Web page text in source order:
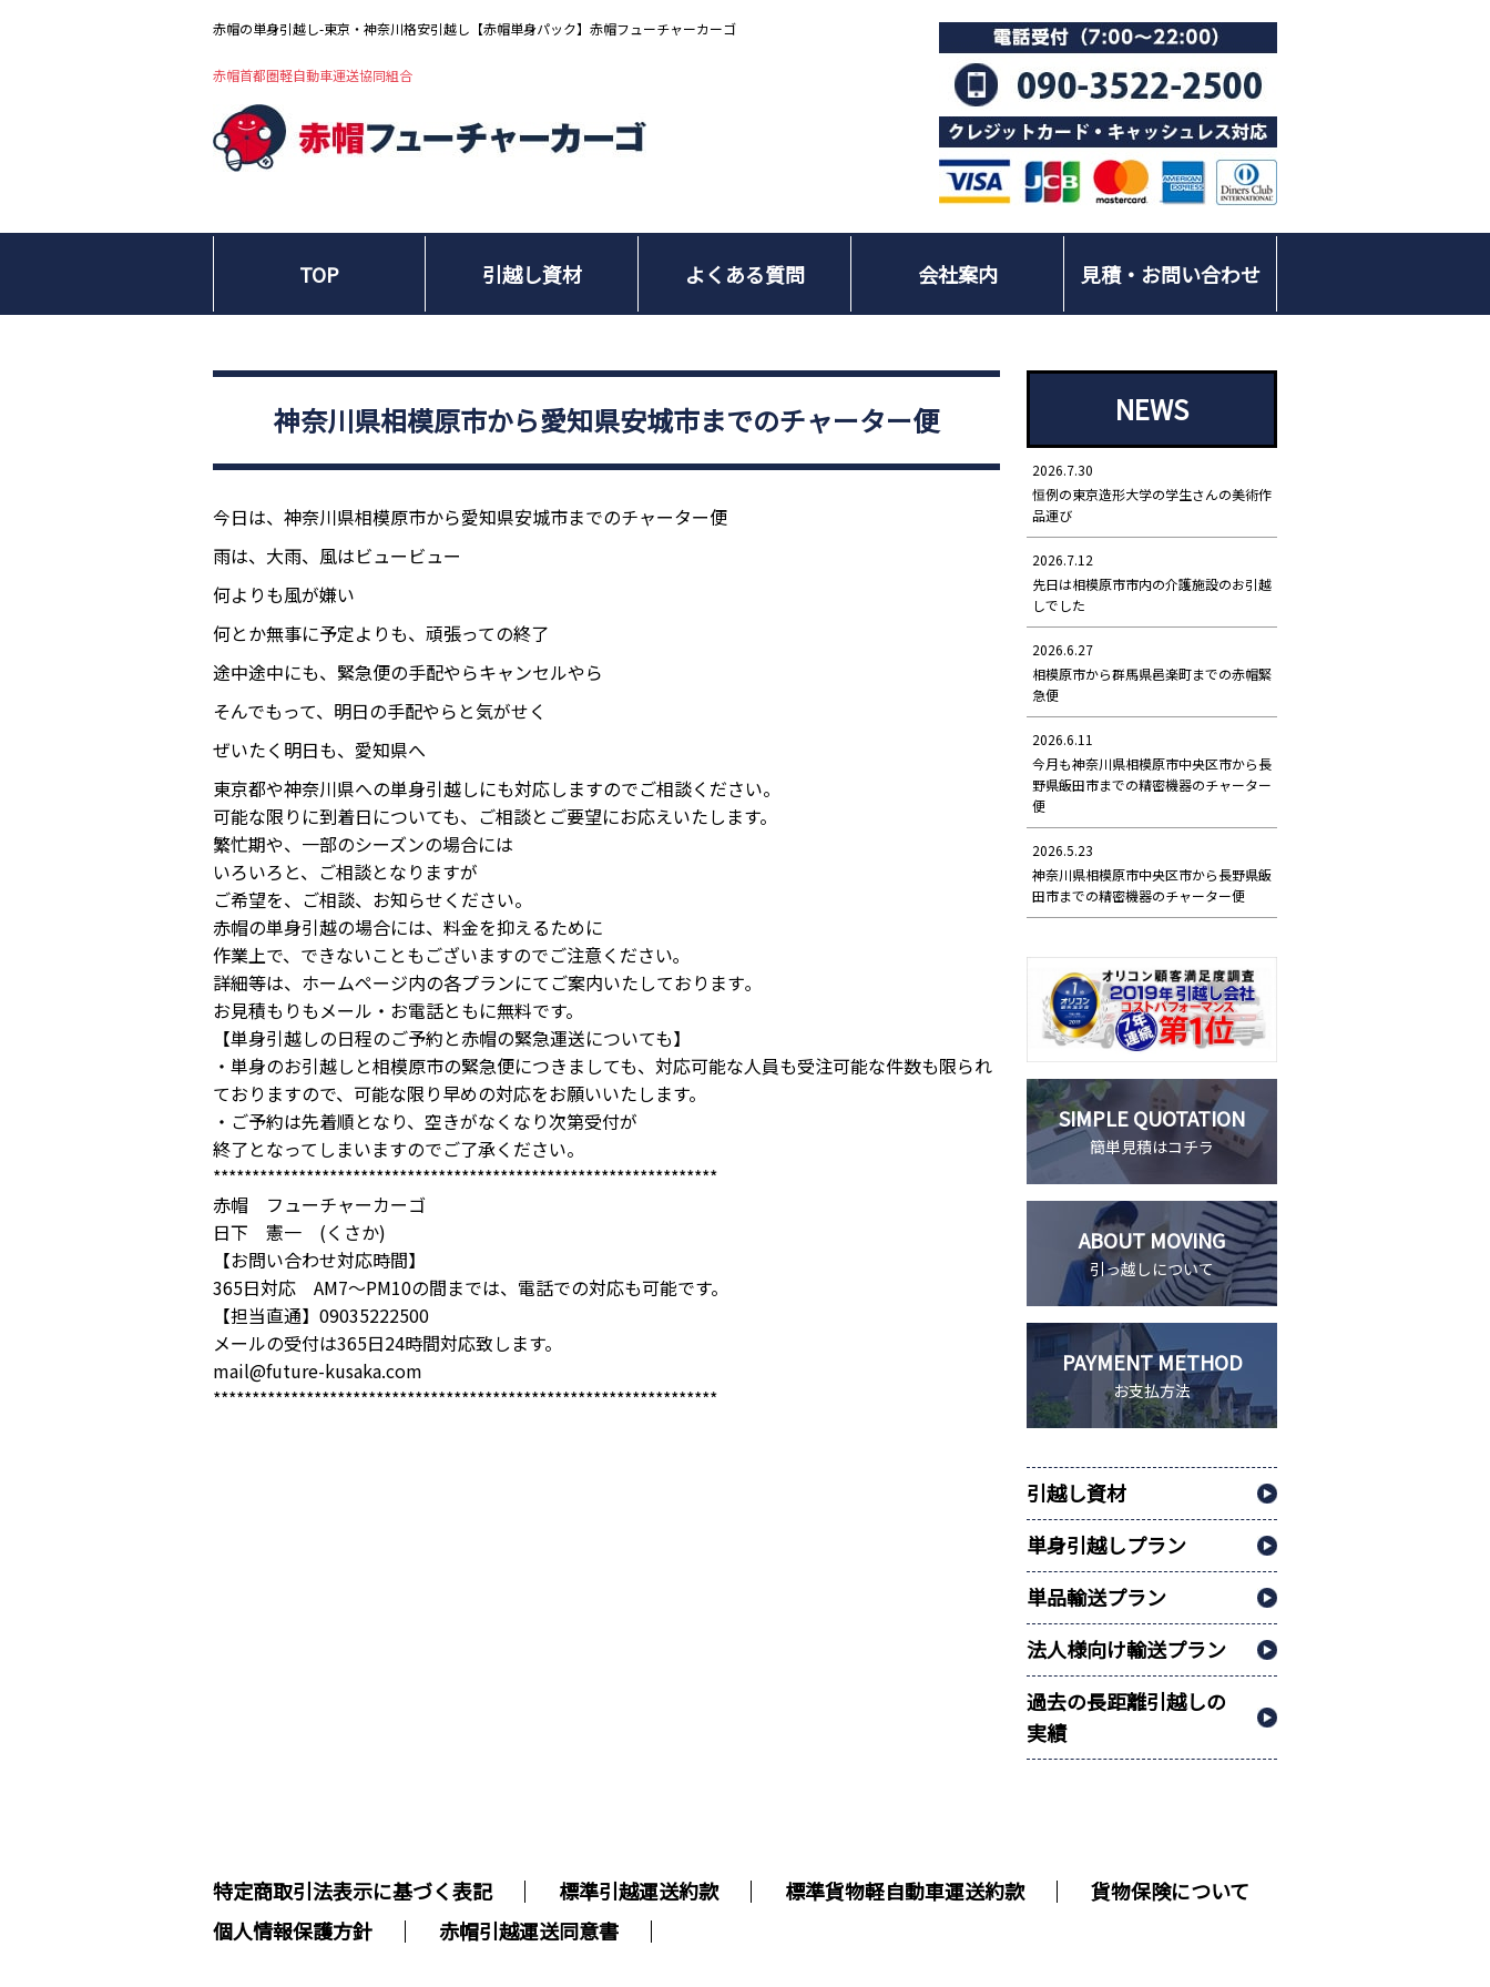
赤帽の単身引越し-東京・神奈川格安引越し【赤帽単身パック】赤帽フューチャーカーゴ
赤帽首都圏軽自動車運送協同組合
TOP 引越し資材 よくある質問 会社案内 見積・お問い合わせ
神奈川県相模原市から愛知県安城市までのチャーター便
今日は、神奈川県相模原市から愛知県安城市までのチャーター便
雨は、大雨、風はビュービュー
何よりも風が嫌い
何とか無事に予定よりも、頑張っての終了
途中途中にも、緊急便の手配やらキャンセルやら
そんでもって、明日の手配やらと気がせく
ぜいたく明日も、愛知県へ
東京都や神奈川県への単身引越しにも対応しますのでご相談ください。
可能な限りに到着日についても、ご相談とご要望にお応えいたします。
繁忙期や、一部のシーズンの場合には
いろいろと、ご相談となりますが
ご希望を、ご相談、お知らせください。
赤帽の単身引越の場合には、料金を抑えるために
作業上で、できないこともございますのでご注意ください｡
詳細等は、ホームページ内の各プランにてご案内いたしております｡
お見積もりもメール・お電話ともに無料です。
【単身引越しの日程のご予約と赤帽の緊急運送についても】
・単身のお引越しと相模原市の緊急便につきましても、対応可能な人員も受注可能な件数も限られ
ておりますので、可能な限り早めの対応をお願いいたします。
・ご予約は先着順となり、空きがなくなり次第受付が
終了となってしまいますのでご了承ください。
*****************************************************************
赤帽 フューチャーカーゴ
日下 憲一 (くさか)
【お問い合わせ対応時間】
365日対応 AM7～PM10の間までは、電話での対応も可能です。
【担当直通】09035222500
メールの受付は365日24時間対応致します。
mail@future-kusaka.com
*****************************************************************
NEWS
2026.7.30
恒例の東京造形大学の学生さんの美術作
品運び
2026.7.12
先日は相模原市市内の介護施設のお引越
しでした
2026.6.27
相模原市から群馬県邑楽町までの赤帽緊
急便
2026.6.11
今月も神奈川県相模原市中央区市から長
野県飯田市までの精密機器のチャーター
便
2026.5.23
神奈川県相模原市中央区市から長野県飯
田市までの精密機器のチャーター便
SIMPLE QUOTATION
簡単見積はコチラ
ABOUT MOVING
引っ越しについて
PAYMENT METHOD
お支払方法
引越し資材
単身引越しプラン
単品輸送プラン
法人様向け輸送プラン
過去の長距離引越しの
実績
特定商取引法表示に基づく表記 標準引越運送約款 標準貨物軽自動車運送約款
貨物保険について
個人情報保護方針
赤帽引越運送同意書